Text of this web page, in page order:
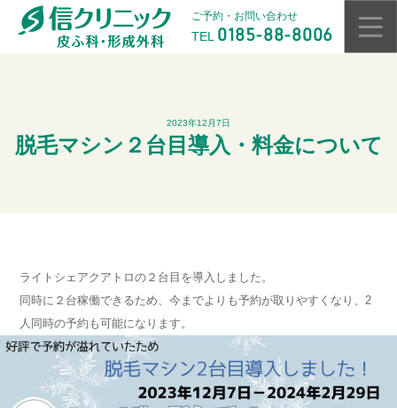
ご予約・お問い合わせ
TEL 0185-88-8006
2023年12月7日
脱毛マシン２台目導入・料金について
ライトシェアクアトロの２台目を導入しました。
同時に２台稼働できるため、今までよりも予約が取りやすくなり、2
人同時の予約も可能になります。